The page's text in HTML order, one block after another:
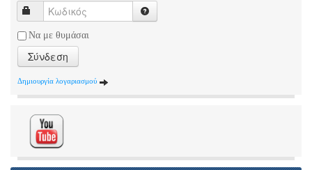
Να με θυμάσαι
Σύνδεση
Δημιουργία λογαριασμού